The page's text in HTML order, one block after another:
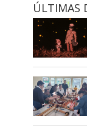
ÚLTIMAS